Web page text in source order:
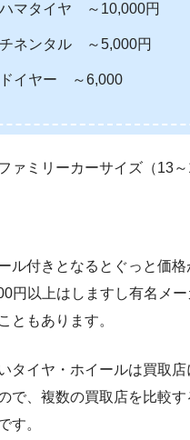
マタイヤ ～10,000円
ネンタル ～5,000円
イヤー ～6,000
ァミリーカーサイズ（13～
ル付きとなるとぐっと価
円以上はしますし有名メ
ともあります。
タイヤ・ホイールは買取
で、複数の買取店を比較
す。